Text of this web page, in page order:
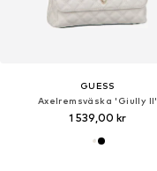
GUESS
Axelremsväska 'Giully II'
1 539,00 kr